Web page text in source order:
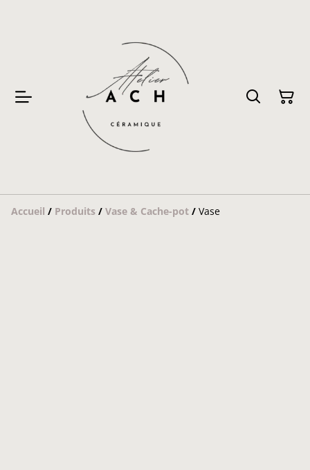
Accueil / Produits / Vase & Cache-pot / Vase